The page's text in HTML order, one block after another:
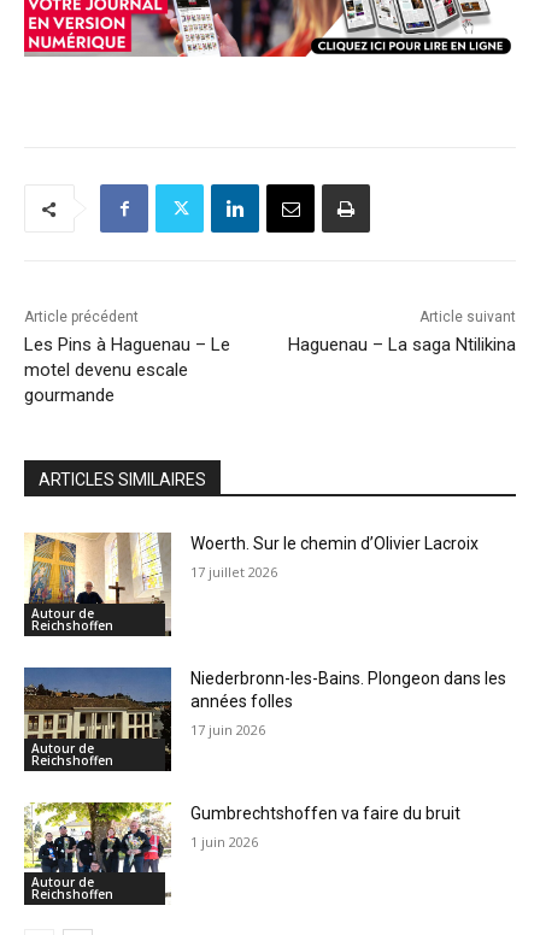
Article précédent
Les Pins à Haguenau – Le
motel devenu escale
gourmande
Article suivant
Haguenau – La saga Ntilikina
ARTICLES SIMILAIRES
Autour de
Reichshoffen
Woerth. Sur le chemin d’Olivier Lacroix
17 juillet 2026
Autour de
Reichshoffen
Niederbronn-les-Bains. Plongeon dans les
années folles
17 juin 2026
Autour de
Reichshoffen
Gumbrechtshoffen va faire du bruit
1 juin 2026